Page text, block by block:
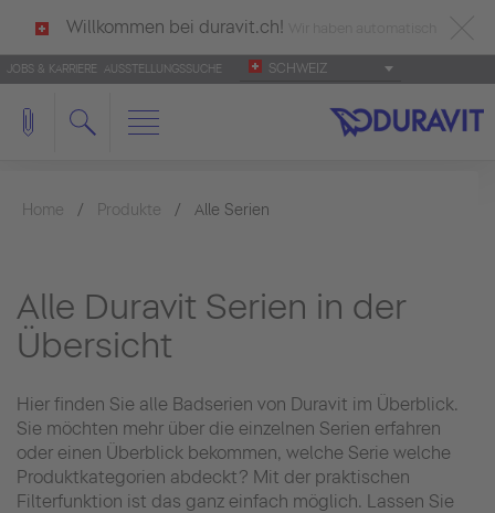
Willkommen bei duravit.ch!
deutsch als Ihre Sprache erkannt.
Français Italiano
JOBS & KARRIERE AUSSTELLUNGSSUCHE SCHWEIZ
Home Produkte Alle Serien
Alle Duravit Serien in der
Übersicht
Hier finden Sie alle Badserien von Duravit im Überblick.
Sie möchten mehr über die einzelnen Serien erfahren
oder einen Überblick bekommen, welche Serie welche
Produktkategorien abdeckt? Mit der praktischen
Filterfunktion ist das ganz einfach möglich. Lassen Sie